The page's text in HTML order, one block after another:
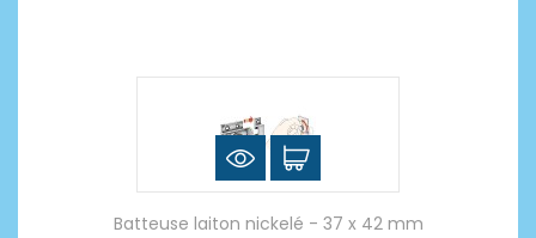
Batteuse laiton nickelé - 37 x 42 mm